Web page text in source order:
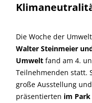
Die Woche der
Walter Steinmeier
Umwelt fand am 4.
Teilnehmenden statt.
große Ausstellung
präsentierten im Park